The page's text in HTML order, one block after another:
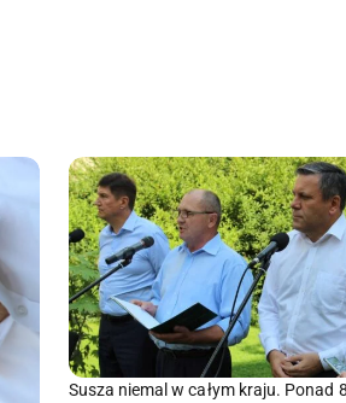
Susza niemal w całym kraju. Ponad